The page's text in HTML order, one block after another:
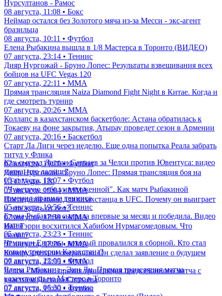
Нурсултанов - Рамос
08 августа, 11:08 • Бокс
Неймар остался без Золотого мяча из-за Месси - экс-агент
бразильца
08 августа, 10:11 • Футбол
Елена Рыбакина вышла в 1/8 Мастерса в Торонто (ВИДЕО)
07 августа, 23:14 • Теннис
Дияр Нургожай - Бруно Лопес: Результаты взвешивания всех
бойцов на UFC Vegas 120
07 августа, 22:11 • ММА
Прямая трансляция Naiza Diamond Fight Night в Китае. Когда и
где смотреть турнир
07 августа, 20:26 • ММА
Коллапс в казахстанском баскетболе: Астана обратилась к
Токаеву на фоне закрытия, Атырау проведет сезон в Армении
07 августа, 20:16 • Баскетбол
Старт Ла Лиги через неделю. Еще одна попытка Реала забрать
титул у Флика
07 августа, 19:20 • Футбол
Дияр Нургожай - Бруно Лопес: Прямая трансляция боя на
UFC Vegas 120
07 августа, 19:04 • ММА
Последний шанс для казахстанца в UFC. Почему он выиграет
и что ждать от боя?
07 августа, 17:39 • ММА
Иан Гэрри восхитился Хабибом Нурмагомедовым. Что
сказал?
07 августа, 17:26 • ММА
Конору сделали операцию. Он сделал заявление о будущем
07 августа, 15:55 • ММА
Челси - Милан: прямая трансляция предсезонного матча с
участием Дастана Сатпаева
07 августа, 15:00 • Футбол
Как сыграл Дастан Сатпаев за Челси против Ювентуса: видео
матча, что дальше?
05 августа, 18:07 • Футбол
"Чувствую себя уничтоженной". Как матч Рыбакиной
изменил правила тенниса
05 августа, 19:56 • Теннис
Елена Рыбакина сыграла впервые за месяц и победила. Видео
матча
05 августа, 23:23 • Теннис
Чемпион Европы, который провалился в сборной. Кто стал
новым тренером Казахстана?
06 августа, 22:00 • Футбол
Елена Рыбакина - Энн Ли. Прямая трансляция матча
казахстанки на Мастерс в Торонто
07 августа, 06:30 • Теннис